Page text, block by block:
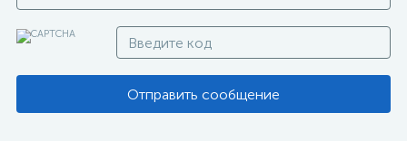
Отправить сообщение